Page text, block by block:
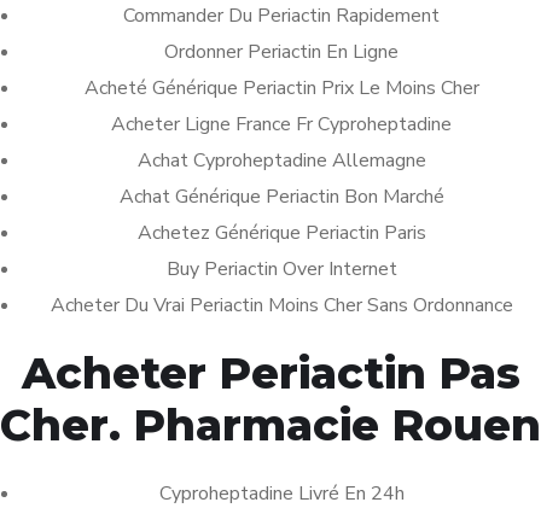
Commander Du Periactin Rapidement
Ordonner Periactin En Ligne
Acheté Générique Periactin Prix Le Moins Cher
Acheter Ligne France Fr Cyproheptadine
Achat Cyproheptadine Allemagne
Achat Générique Periactin Bon Marché
Achetez Générique Periactin Paris
Buy Periactin Over Internet
Acheter Du Vrai Periactin Moins Cher Sans Ordonnance
Acheter Periactin Pas
Cher. Pharmacie Rouen
Cyproheptadine Livré En 24h
Categories
DESIGN (3)
DEVELOPMENT (5)
UNCATEGORIZED (61)
Prix Du Cytotec 200 mg En Pharmacie |